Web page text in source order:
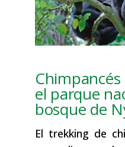
el parque
bosque de
El trekking de